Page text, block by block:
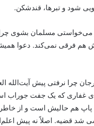
شود و تبرها، قندشکن.
می‌خواستی مسلمان بشوی
نمی‌کند. دعوا همیشه
چرا نرفتی پیش آیت‌الله
غفاری که یک جفت جوراب
هم حالیش است و از
شد قضیه. اصلاً نه پیش